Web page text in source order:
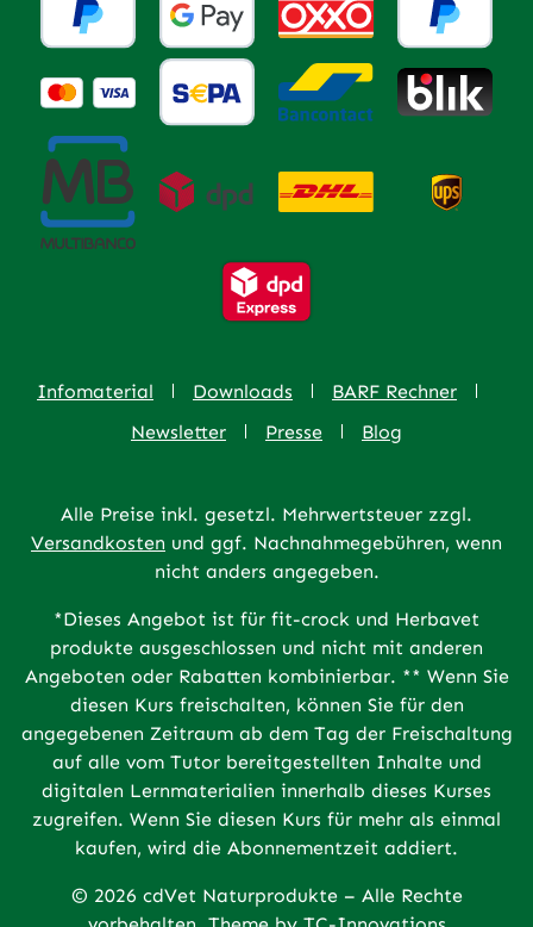
Infomaterial Downloads
BARF Rechner
Newsletter
Presse Blog
Alle Preise inkl. gesetzl. Mehrwertsteuer zzgl.
Versandkosten und ggf. Nachnahmegebühren, wenn
nicht anders angegeben.
*Dieses Angebot ist für fit-crock und Herbavet
produkte ausgeschlossen und nicht mit anderen
Angeboten oder Rabatten kombinierbar. ** Wenn Sie
diesen Kurs freischalten, können Sie für den
angegebenen Zeitraum ab dem Tag der Freischaltung
auf alle vom Tutor bereitgestellten Inhalte und
digitalen Lernmaterialien innerhalb dieses Kurses
zugreifen. Wenn Sie diesen Kurs für mehr als einmal
kaufen, wird die Abonnementzeit addiert.
© 2026 cdVet Naturprodukte – Alle Rechte